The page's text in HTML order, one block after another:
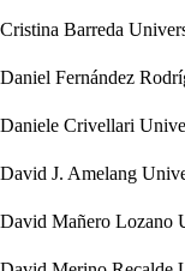
Cristina Barreda
Daniel Fernández
Daniele Crivellari
David J. Amelang
David Mañero Lozano